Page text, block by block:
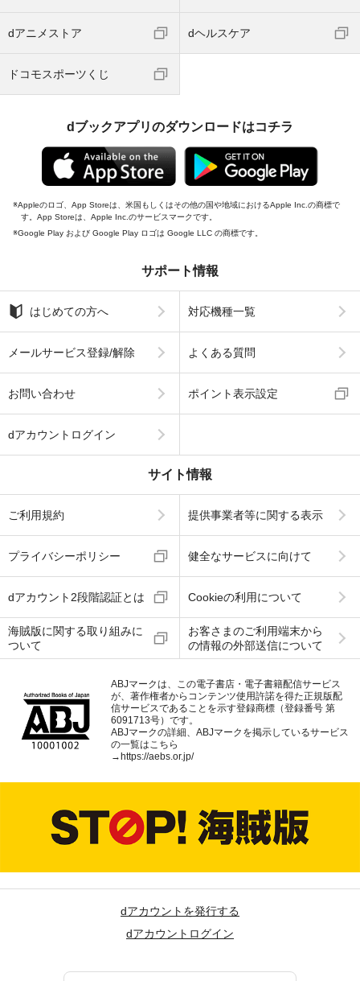
dアニメストア dヘルスケア
ドコモスポーツくじ
dブックアプリのダウンロードはコチラ
Appleのロゴ、App Storeは、米国もしくはその他の国や地域におけるApple Inc.の商標で
す。App Storeは、Apple Inc.のサービスマークです。
Google Play および Google Play ロゴは Google LLC の商標です。
サポート情報
はじめての方へ 対応機種一覧
メールサービス登録/解除 よくある質問
お問い合わせ ポイント表示設定
dアカウントログイン
サイト情報
ご利用規約 提供事業者等に関する表示
プライバシーポリシー 健全なサービスに向けて
dアカウント2段階認証とは Cookieの利用について
海賊版に関する取り組みに
ついて
お客さまのご利用端末から
の情報の外部送信について
ABJマークは、この電子書店・電子書籍配信サービス
が、著作権者からコンテンツ使用許諾を得た正規版配
信サービスであることを示す登録商標（登録番号 第
6091713号）です。
ABJマークの詳細、ABJマークを掲示しているサービス
の一覧はこちら
→ https://aebs.or.jp/
dアカウントを発行する
dアカウントログイン